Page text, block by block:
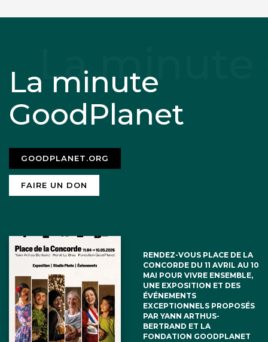
La minute
GoodPlanet
GOODPLANET.ORG
FAIRE UN DON
RENDEZ-VOUS PLACE DE LA
CONCORDE DU 11 AVRIL AU 10
MAI POUR VIVRE ENSEMBLE,
UNE EXPOSITION ET DES
ÉVÉNEMENTS
EXCEPTIONNELS PROPOSÉS
PAR YANN ARTHUS-
BERTRAND ET LA
FONDATION GOODPLANET